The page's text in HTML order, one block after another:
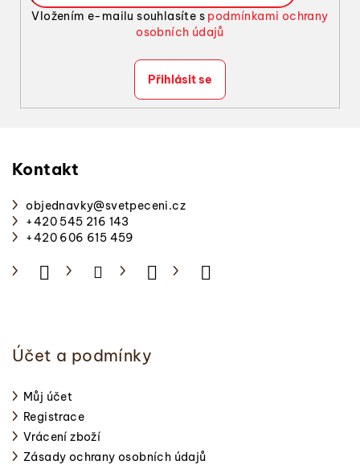
v
ý
i
s
u
Vložením e-mailu souhlasíte s podmínkami ochrany
osobních údajů
Přihlásit se
Kontakt
objednavky@svetpeceni.cz
+420 545 216 143
+420 606 615 459
Účet a podmínky
Můj účet
Registrace
Vrácení zboží
Zásady ochrany osobních údajů